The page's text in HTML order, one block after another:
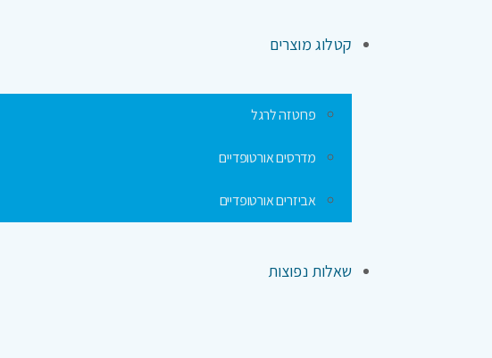
קטלוג מוצרים
פרוטזה לרגל
מדרסים אורטופדיים
אביזרים אורטופדיים
שאלות נפוצות